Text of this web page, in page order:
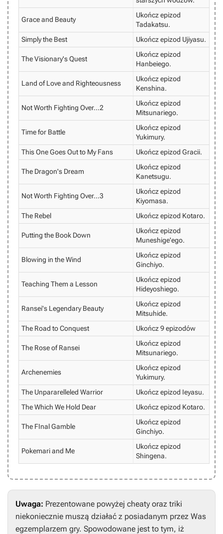
Grace and Beauty
Ukończ epizod
Tadakatsu.
Simply the Best
Ukończ epizod Ujiyasu.
The Visionary's Quest
Ukończ epizod
Hanbeiego.
Land of Love and Righteousness
Ukończ epizod
Kenshina.
Not Worth Fighting Over...2
Ukończ epizod
Mitsunariego.
Time for Battle
Ukończ epizod
Yukimury.
This One Goes Out to My Fans
Ukończ epizod Gracii.
The Dragon's Dream
Ukończ epizod
Kanetsugu.
Not Worth Fighting Over...3
Ukończ epizod
Kiyomasa.
The Rebel
Ukończ epizod Kotaro.
Putting the Book Down
Ukończ epizod
Muneshige'ego.
Blowing in the Wind
Ukończ epizod
Ginchiyo.
Teaching Them a Lesson
Ukończ epizod
Hideyoshiego.
Ransei's Legendary Beauty
Ukończ epizod
Mitsuhide.
The Road to Conquest
Ukończ 9 epizodów
The Rose of Ransei
Ukończ epizod
Mitsunariego.
Archenemies
Ukończ epizod
Yukimury.
The Unpararelleled Warrior
Ukończ epizod Ieyasu.
The Which We Hold Dear
Ukończ epizod Kotaro.
The FInal Gamble
Ukończ epizod
Ginchiyo.
Pokemari and Me
Ukończ epizod
Shingena.
Uwaga: Prezentowane powyżej cheaty oraz triki
niekoniecznie muszą działać z posiadanym przez Was
egzemplarzem gry. Spowodowane jest to tym, iż